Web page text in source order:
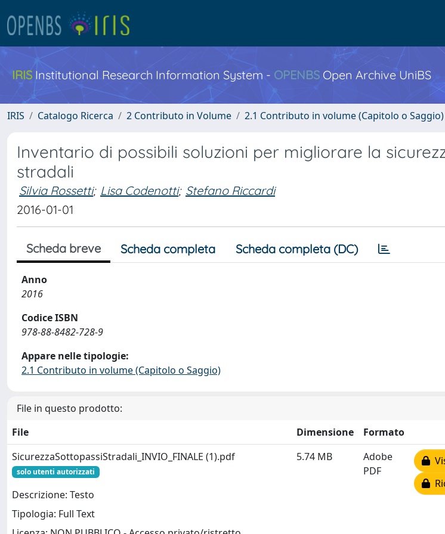
IRIS Institutional Research Information System - OPENBS Open Archive UniBS
IRIS Catalogo Ricerca 2 Contributo in Volume 2.1 Contributo in volume (Capitolo o Saggio)
Inventario di possibili soluzioni per migliorare la
stradali
Silvia Rossetti; Lisa Codenotti; Stefano Riccardi
2016-01-01
Scheda breve Scheda completa Scheda completa (DC)
Anno
2016
Codice ISBN
978-88-8482-728-9
Appare nelle tipologie:
2.1 Contributo in volume (Capitolo o Saggio)
File in questo prodotto:
File
Dimensione
Formato
SicurezzaSottopassiStradali_INVIO_FINALE (1).pdf
solo utenti autorizzati
Descrizione: Testo
Tipologia: Full Text
5.74 MB
Adobe
PDF